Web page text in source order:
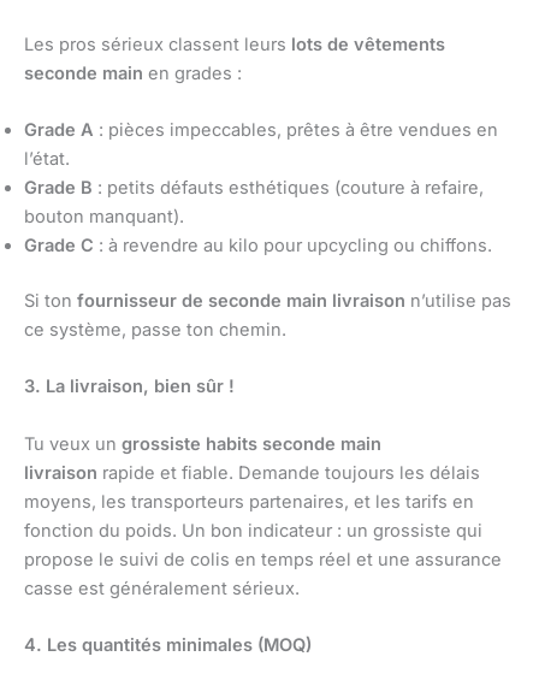
Les pros sérieux classent leurs lots de vêtements
seconde main en grades :
Grade A : pièces impeccables, prêtes à être vendues en
l’état.
Grade B : petits défauts esthétiques (couture à refaire,
bouton manquant).
Grade C : à revendre au kilo pour upcycling ou chiffons.
Si ton fournisseur de seconde main livraison n’utilise pas
ce système, passe ton chemin.
3. La livraison, bien sûr !
Tu veux un grossiste habits seconde main
livraison rapide et fiable. Demande toujours les délais
moyens, les transporteurs partenaires, et les tarifs en
fonction du poids. Un bon indicateur : un grossiste qui
propose le suivi de colis en temps réel et une assurance
casse est généralement sérieux.
4. Les quantités minimales (MOQ)